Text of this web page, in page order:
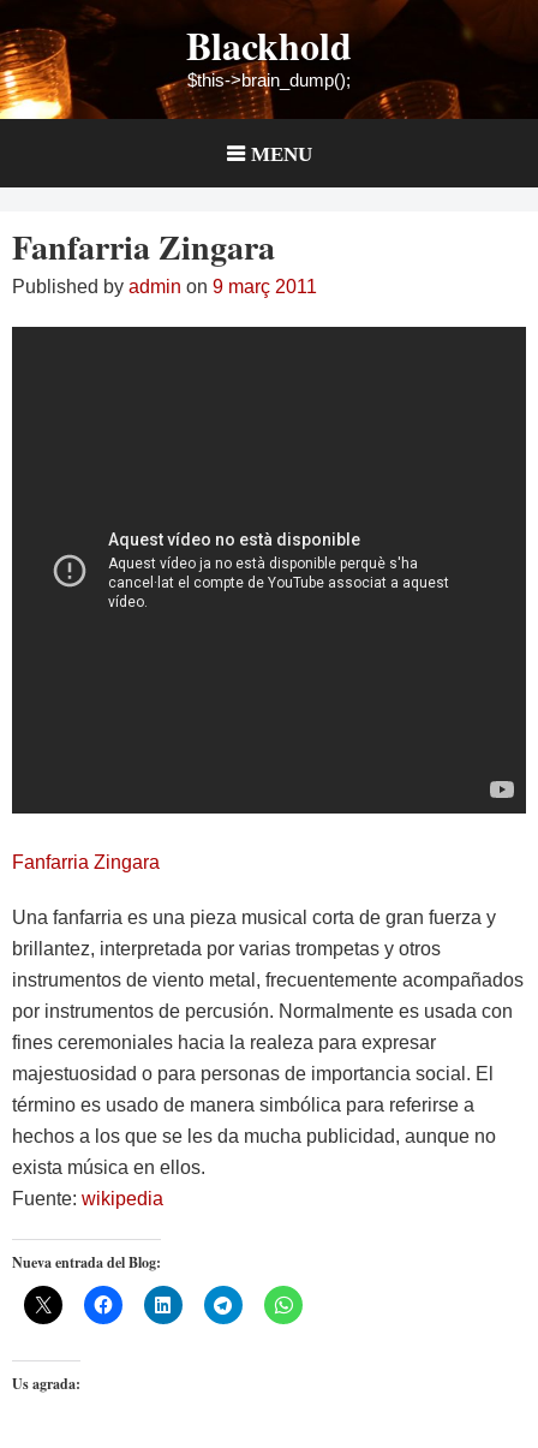
to
content
Blackhold
$this->brain_dump();
MENU
Fanfarria Zingara
Published by admin on 9 març 2011
Fanfarria Zingara
Una fanfarria es una pieza musical corta de gran fuerza y
brillantez, interpretada por varias trompetas y otros
instrumentos de viento metal, frecuentemente acompañados
por instrumentos de percusión. Normalmente es usada con
fines ceremoniales hacia la realeza para expresar
majestuosidad o para personas de importancia social. El
término es usado de manera simbólica para referirse a
hechos a los que se les da mucha publicidad, aunque no
exista música en ellos.
Fuente: wikipedia
Nueva entrada del Blog:
Us agrada: